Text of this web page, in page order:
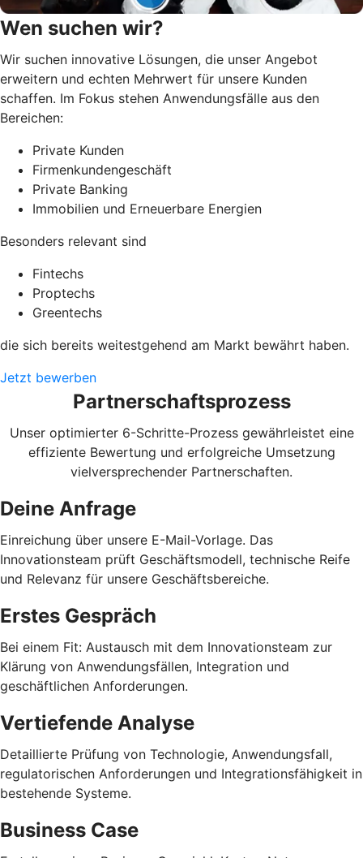
Wen suchen wir?
Wir suchen innovative Lösungen, die unser Angebot
erweitern und echten Mehrwert für unsere Kunden
schaffen. Im Fokus stehen Anwendungsfälle aus den
Bereichen:
Private Kunden
Firmenkundengeschäft
Private Banking
Immobilien und Erneuerbare Energien
Besonders relevant sind
Fintechs
Proptechs
Greentechs
die sich bereits weitestgehend am Markt bewährt haben.
Jetzt bewerben
Partnerschaftsprozess
Unser optimierter 6-Schritte-Prozess gewährleistet eine
effiziente Bewertung und erfolgreiche Umsetzung
vielversprechender Partnerschaften.
Deine Anfrage
Einreichung über unsere E-Mail-Vorlage. Das
Innovationsteam prüft Geschäftsmodell, technische Reife
und Relevanz für unsere Geschäftsbereiche.
Erstes Gespräch
Bei einem Fit: Austausch mit dem Innovationsteam zur
Klärung von Anwendungsfällen, Integration und
geschäftlichen Anforderungen.
Vertiefende Analyse
Detaillierte Prüfung von Technologie, Anwendungsfall,
regulatorischen Anforderungen und Integrationsfähigkeit in
bestehende Systeme.
Business Case